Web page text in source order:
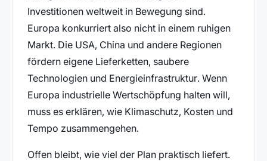
Investitionen weltweit in Bewegung sind.
Europa konkurriert also nicht in einem ruhigen
Markt. Die USA, China und andere Regionen
fördern eigene Lieferketten, saubere
Technologien und Energieinfrastruktur. Wenn
Europa industrielle Wertschöpfung halten will,
muss es erklären, wie Klimaschutz, Kosten und
Tempo zusammengehen.
Offen bleibt, wie viel der Plan praktisch liefert.